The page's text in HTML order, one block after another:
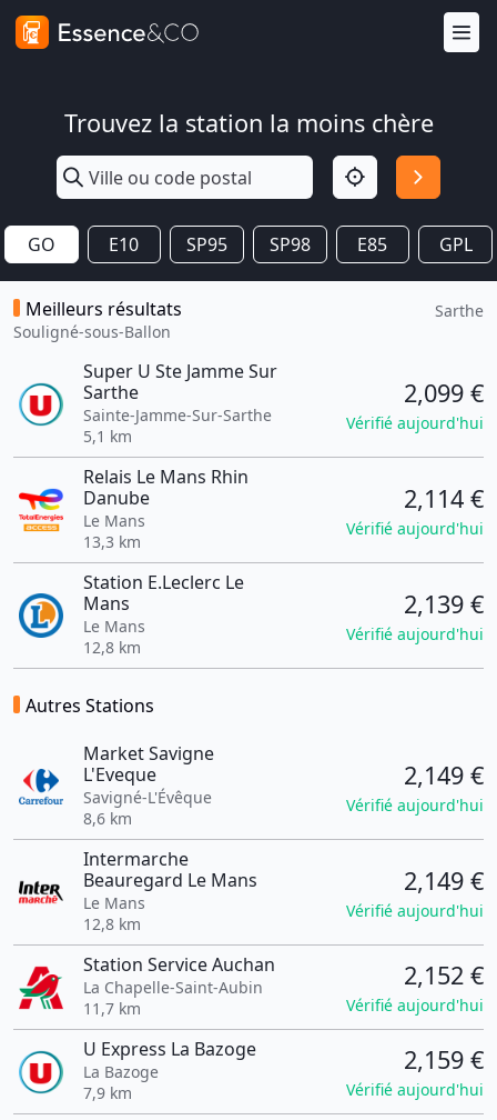
Trouvez la station la moins chère
GO E10 SP95 SP98 E85 GPL
Meilleurs résultats
Souligné-sous-Ballon
Sarthe
Super U Ste Jamme Sur
Sarthe
Sainte-Jamme-Sur-Sarthe
5,1 km
2,099 €
Vérifié aujourd'hui
Relais Le Mans Rhin
Danube
Le Mans
13,3 km
2,114 €
Vérifié aujourd'hui
Station E.Leclerc Le
Mans
Le Mans
12,8 km
2,139 €
Vérifié aujourd'hui
Autres Stations
Market Savigne
L'Eveque
Savigné-L'Évêque
8,6 km
2,149 €
Vérifié aujourd'hui
Intermarche
Beauregard Le Mans
Le Mans
12,8 km
2,149 €
Vérifié aujourd'hui
Station Service Auchan
La Chapelle-Saint-Aubin
11,7 km
2,152 €
Vérifié aujourd'hui
U Express La Bazoge
La Bazoge
7,9 km
2,159 €
Vérifié aujourd'hui